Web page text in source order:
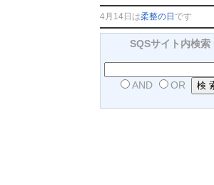
4月14日は柔整の日 です
SQSサイト内検索
AND OR